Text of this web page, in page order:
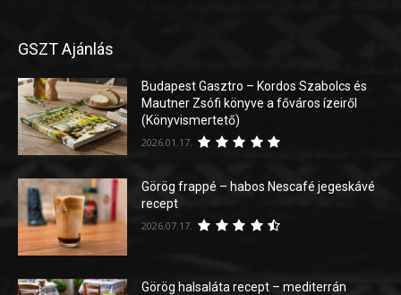
GSZT Ajánlás
Budapest Gasztro – Kordos Szabolcs és
Mautner Zsófi könyve a főváros ízeiről
(Könyvismertető)
2026.01.17.
Görög frappé – habos Nescafé jegeskávé
recept
2026.07.17.
Görög halsaláta recept – mediterrán